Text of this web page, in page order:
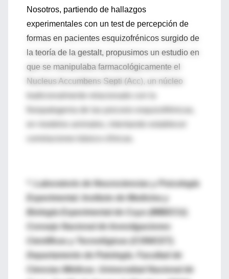
Nosotros, partiendo de hallazgos
experimentales con un test de percepción de
formas en pacientes esquizofrénicos surgido de
la teoría de la gestalt, propusimos un estudio en
que se manipulaba farmacológicamente el
Nucleus Accumbens Septi (Acc), un núcleo
fisiopatogenia de las psicosis esquizofrénicas,
*: Laboratorio de Neurociencias y Psicología
Experimental. Instituto de Medicina y
Biología Experimental de Cuyo (IMBECU).
Consejo Nacional de Investigaciones
Científicas y Tecnológicas (CONICET).
Departamento de Patología. Facultad de
Ciencias Médicas. Universidad Nacional de